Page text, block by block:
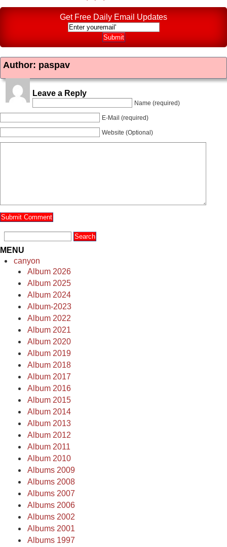
Get Free Daily Email Updates
Author: paspav
Leave a Reply
Name (required)
E-Mail (required)
Website (Optional)
MENU
canyon
Album 2026
Album 2025
Album 2024
Album-2023
Album 2022
Album 2021
Album 2020
Album 2019
Album 2018
Album 2017
Album 2016
Album 2015
Album 2014
Album 2013
Album 2012
Album 2011
Album 2010
Albums 2009
Albums 2008
Albums 2007
Albums 2006
Albums 2002
Albums 2001
Albums 1997